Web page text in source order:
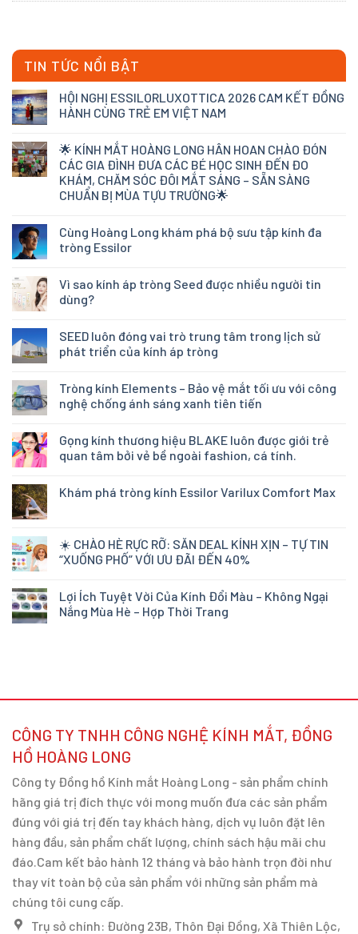
TIN TỨC NỔI BẬT
HỘI NGHỊ ESSILORLUXOTTICA 2026 CAM KẾT ĐỒNG
HÀNH CÙNG TRẺ EM VIỆT NAM
🌟 KÍNH MẮT HOÀNG LONG HÂN HOAN CHÀO ĐÓN
CÁC GIA ĐÌNH ĐƯA CÁC BÉ HỌC SINH ĐẾN ĐO
KHÁM, CHĂM SÓC ĐÔI MẮT SÁNG – SẴN SÀNG
CHUẨN BỊ MÙA TỰU TRƯỜNG🌟
Cùng Hoàng Long khám phá bộ sưu tập kính đa
tròng Essilor
Vì sao kính áp tròng Seed được nhiều người tin
dùng?
SEED luôn đóng vai trò trung tâm trong lịch sử
phát triển của kính áp tròng
Tròng kính Elements – Bảo vệ mắt tối ưu với công
nghệ chống ánh sáng xanh tiên tiến
Gọng kính thương hiệu BLAKE luôn được giới trẻ
quan tâm bởi vẻ bề ngoài fashion, cá tính.
Khám phá tròng kính Essilor Varilux Comfort Max
☀️ CHÀO HÈ RỰC RỠ: SĂN DEAL KÍNH XỊN – TỰ TIN
“XUỐNG PHỐ” VỚI ƯU ĐÃI ĐẾN 40%
Lợi Ích Tuyệt Vời Của Kính Đổi Màu – Không Ngại
Nắng Mùa Hè – Hợp Thời Trang
CÔNG TY TNHH CÔNG NGHỆ KÍNH MẮT, ĐỒNG
HỒ HOÀNG LONG
Công ty Đồng hồ Kính mắt Hoàng Long - sản phẩm chính
hãng giá trị đích thực với mong muốn đưa các sản phẩm
đúng với giá trị đến tay khách hàng, dịch vụ luôn đặt lên
hàng đầu, sản phẩm chất lượng, chính sách hậu mãi chu
đáo.Cam kết bảo hành 12 tháng và bảo hành trọn đời như
thay vít toàn bộ của sản phẩm với những sản phẩm mà
chúng tôi cung cấp.
Trụ sở chính: Đường 23B, Thôn Đại Đồng, Xã Thiên Lộc,